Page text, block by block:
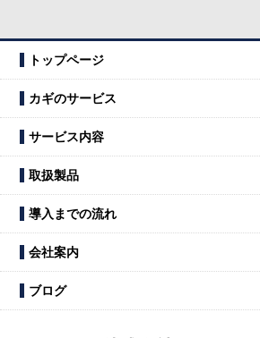
トップページ
カギのサービス
サービス内容
取扱製品
導入までの流れ
会社案内
ブログ